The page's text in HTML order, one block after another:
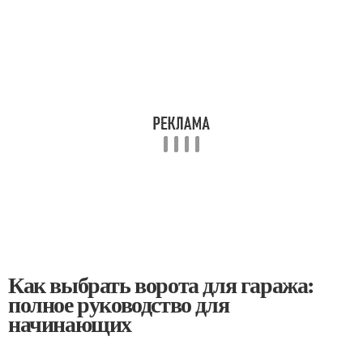
Как выбрать ворота для гаража:
полное руководство для
начинающих